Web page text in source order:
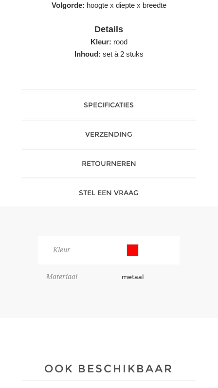
Volgorde: hoogte x diepte x breedte
Details
Kleur: rood
Inhoud: set à 2 stuks
SPECIFICATIES
VERZENDING
RETOURNEREN
STEL EEN VRAAG
Kleur
Materiaal metaal
OOK BESCHIKBAAR